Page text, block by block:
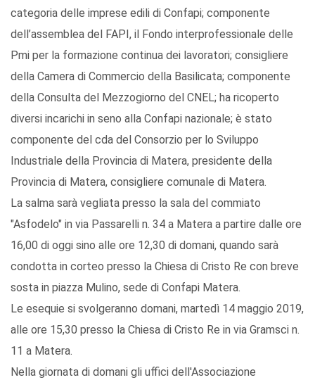
categoria delle imprese edili di Confapi; componente
dell’assemblea del FAPI, il Fondo interprofessionale delle
Pmi per la formazione continua dei lavoratori; consigliere
della Camera di Commercio della Basilicata; componente
della Consulta del Mezzogiorno del CNEL; ha ricoperto
diversi incarichi in seno alla Confapi nazionale; è stato
componente del cda del Consorzio per lo Sviluppo
Industriale della Provincia di Matera, presidente della
Provincia di Matera, consigliere comunale di Matera.
La salma sarà vegliata presso la sala del commiato
"Asfodelo" in via Passarelli n. 34 a Matera a partire dalle ore
16,00 di oggi sino alle ore 12,30 di domani, quando sarà
condotta in corteo presso la Chiesa di Cristo Re con breve
sosta in piazza Mulino, sede di Confapi Matera.
Le esequie si svolgeranno domani, martedì 14 maggio 2019,
alle ore 15,30 presso la Chiesa di Cristo Re in via Gramsci n.
11 a Matera.
Nella giornata di domani gli uffici dell'Associazione